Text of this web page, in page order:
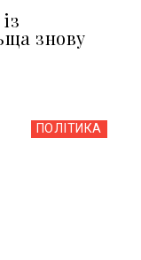
знову
ПОЛІТИКА